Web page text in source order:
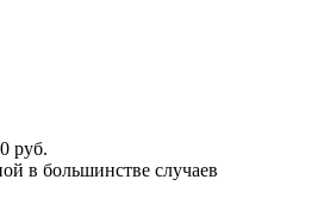
руб.
в большинстве случаев